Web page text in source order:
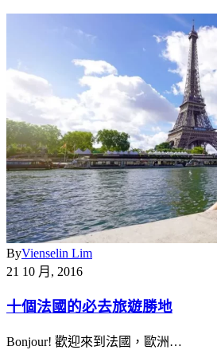
ByVienselin Lim
21 10 月, 2016
十個法國的必去旅遊勝地
Bonjour! 歡迎來到法國，歐洲…